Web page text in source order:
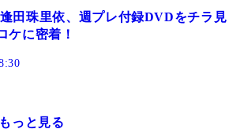
田珠里依、週プレ付録DVDをチラ見
に密着！
っと見る